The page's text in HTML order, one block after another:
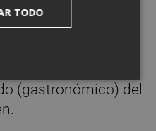
lista de
el
en la vida es el
falla, claro— y
(gastronómico) del
TODO